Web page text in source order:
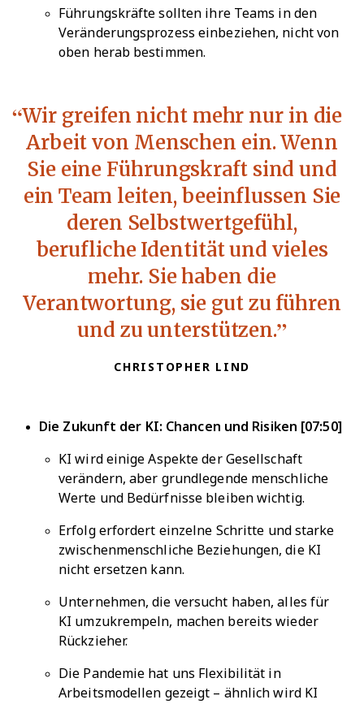
Führungskräfte sollten ihre Teams in den
Veränderungsprozess einbeziehen, nicht von
oben herab bestimmen.
Wir greifen nicht mehr nur in die
Arbeit von Menschen ein. Wenn
Sie eine Führungskraft sind und
ein Team leiten, beeinflussen Sie
deren Selbstwertgefühl,
berufliche Identität und vieles
mehr. Sie haben die
Verantwortung, sie gut zu führen
und zu unterstützen.
CHRISTOPHER LIND
Die Zukunft der KI: Chancen und Risiken [07:50]
KI wird einige Aspekte der Gesellschaft
verändern, aber grundlegende menschliche
Werte und Bedürfnisse bleiben wichtig.
Erfolg erfordert einzelne Schritte und starke
zwischenmenschliche Beziehungen, die KI
nicht ersetzen kann.
Unternehmen, die versucht haben, alles für
KI umzukrempeln, machen bereits wieder
Rückzieher.
Die Pandemie hat uns Flexibilität in
Arbeitsmodellen gezeigt – ähnlich wird KI